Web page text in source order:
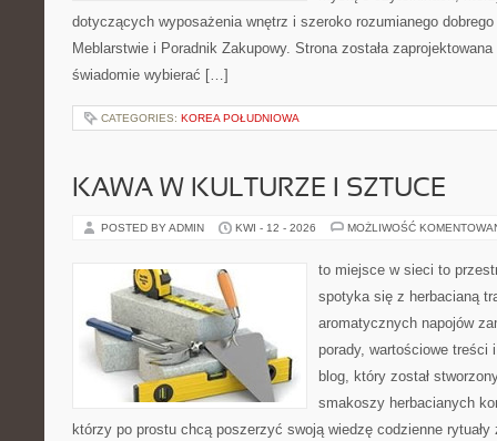
dotyczących wyposażenia wnętrz i szeroko rozumianego
Meblarstwie i Poradnik Zakupowy. Strona została
świadomie wybierać […]
CATEGORIES: KOREA POŁUDNIOWA
KAWA W KULTURZE I SZTUCE
POSTED BY ADMIN KWI - 12 - 2026 MOŻLIWOŚĆ
to miejsce w sieci to
spotyka się z herbacianą
aromatycznych napojów
porady, wartościowe treści
blog, który został
smakoszy herbacianych
którzy po prostu chcą poszerzyć swoją wiedzę codzienne rytuały